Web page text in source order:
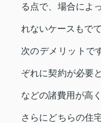
る点で、場合によ
れないケースもで
次のデメリットで
ぞれに契約が必要
などの諸費用が高
さらにどちらの住